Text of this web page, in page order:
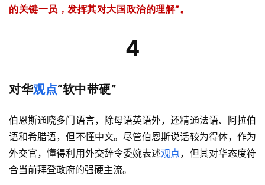
的关键一员，发挥其对大国政治的理解”。
4
对华观点“软中带硬”
伯恩斯通晓多门语言，除母语英语外，还精通法语、阿拉伯
语和希腊语，但不懂中文。尽管伯恩斯说话较为得体，作为
外交官，懂得利用外交辞令委婉表述观点，但其对华态度符
合当前拜登政府的强硬主流。